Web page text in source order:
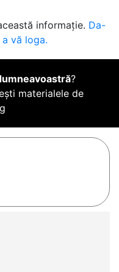
informație. Da-
vă loga.
?
materialele de